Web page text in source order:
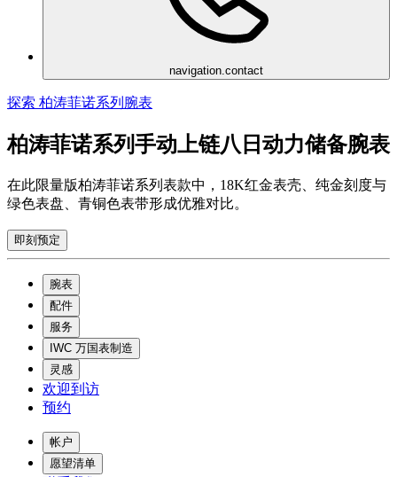
navigation.contact
探索 柏涛菲诺系列腕表
柏涛菲诺系列手动上链八日动力储备腕表
在此限量版柏涛菲诺系列表款中，18K红金表壳、纯金刻度与
绿色表盘、青铜色表带形成优雅对比。
即刻预定
腕表
配件
服务
IWC 万国表制造
灵感
欢迎到访
预约
帐户
愿望清单